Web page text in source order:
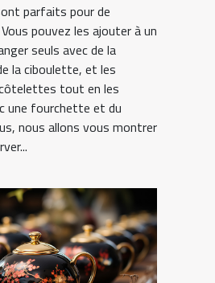
parfaits pour de
pouvez les ajouter à un
seuls avec de la
la ciboulette, et les
tout en les
une fourchette et du
nous allons vous montrer